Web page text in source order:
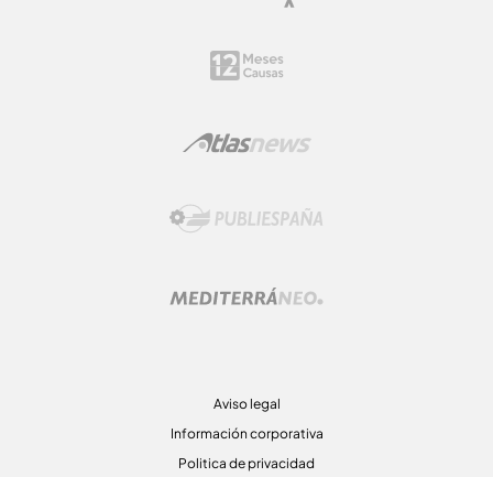
Aviso legal
Información corporativa
Politica de privacidad